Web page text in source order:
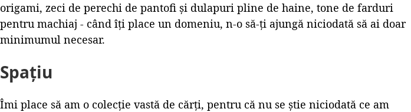
origami, zeci de perechi de pantofi și dulapuri pline de haine, tone de farduri
pentru machiaj - când îți place un domeniu, n-o să-ți ajungă niciodată să ai doar
minimumul necesar.
Spațiu
Îmi place să am o colecție vastă de cărți, pentru că nu se știe niciodată ce am